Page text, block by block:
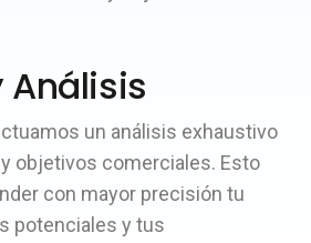
Análisis
un análisis exhaustivo
objetivos comerciales. Esto
con mayor precisión tu
potenciales y tus